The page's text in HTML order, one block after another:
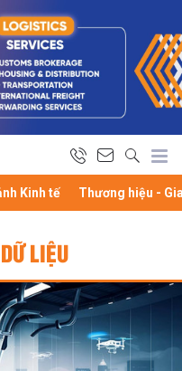
Kinh tế Thương hiệu -
LIỆU